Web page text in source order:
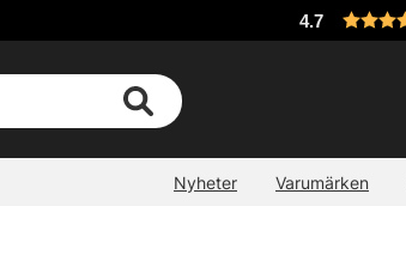
4.7
Nyheter Varumärken